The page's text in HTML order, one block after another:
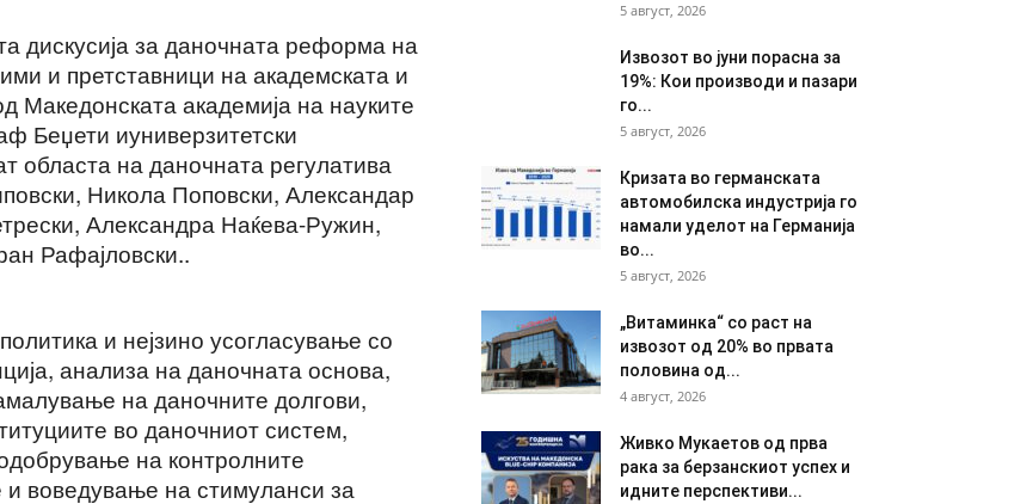
дискусија за даночната реформа на
и претставници на академската и
Македонската академија на науките
Беџети иуниверзитетски
областа на даночната регулатива
Никола Поповски, Александар
Александра Наќева-Ружин,
Рафајловски..
и нејзино усогласување со
анализа на даночната основа,
на даночните долгови,
во даночниот систем,
на контролните
воведување на стимуланси за
5 август, 2026
Извозот во јуни порасна за
19%: Кои производи и пазари
го...
5 август, 2026
Кризата во германската
автомобилска индустрија го
намали уделот на Германија
во...
5 август, 2026
„Витаминка“ со раст на
извозот од 20% во првата
половина од...
4 август, 2026
Живко Мукаетов од прва
рака за берзанскиот успех и
идните перспективи...